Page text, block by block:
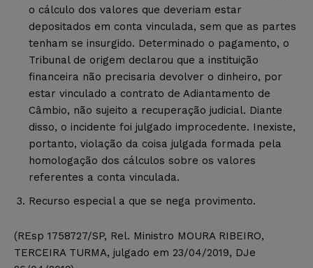
o cálculo dos valores que deveriam estar
depositados em conta vinculada, sem que as partes
tenham se insurgido. Determinado o pagamento, o
Tribunal de origem declarou que a instituição
financeira não precisaria devolver o dinheiro, por
estar vinculado a contrato de Adiantamento de
Câmbio, não sujeito a recuperação judicial. Diante
disso, o incidente foi julgado improcedente. Inexiste,
portanto, violação da coisa julgada formada pela
homologação dos cálculos sobre os valores
referentes a conta vinculada.
Recurso especial a que se nega provimento.
(REsp 1758727/SP, Rel. Ministro MOURA RIBEIRO,
TERCEIRA TURMA, julgado em 23/04/2019, DJe